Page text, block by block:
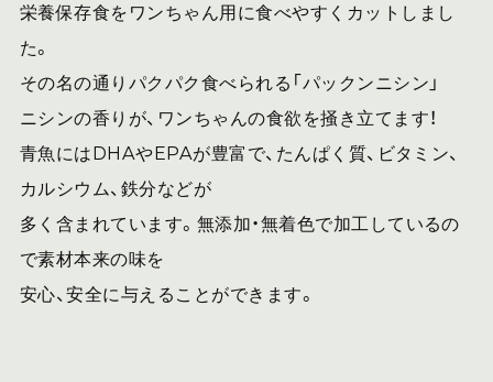
栄養保存食をワンちゃん用に食べやすくカットしまし
た。
その名の通りパクパク食べられる「パックンニシン」
ニシンの香りが、ワンちゃんの食欲を掻き立てます！
青魚にはDHAやEPAが豊富で、たんぱく質、ビタミン、
カルシウム、鉄分などが
多く含まれています。無添加・無着色で加工しているの
で素材本来の味を
安心、安全に与えることができます。